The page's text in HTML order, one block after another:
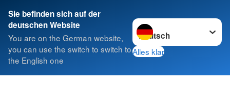
Sie befinden sich auf der
deutschen Website
You are on the German website,
you can use the switch to switch to
the English one
Sprache wechseln zu
Alles klar